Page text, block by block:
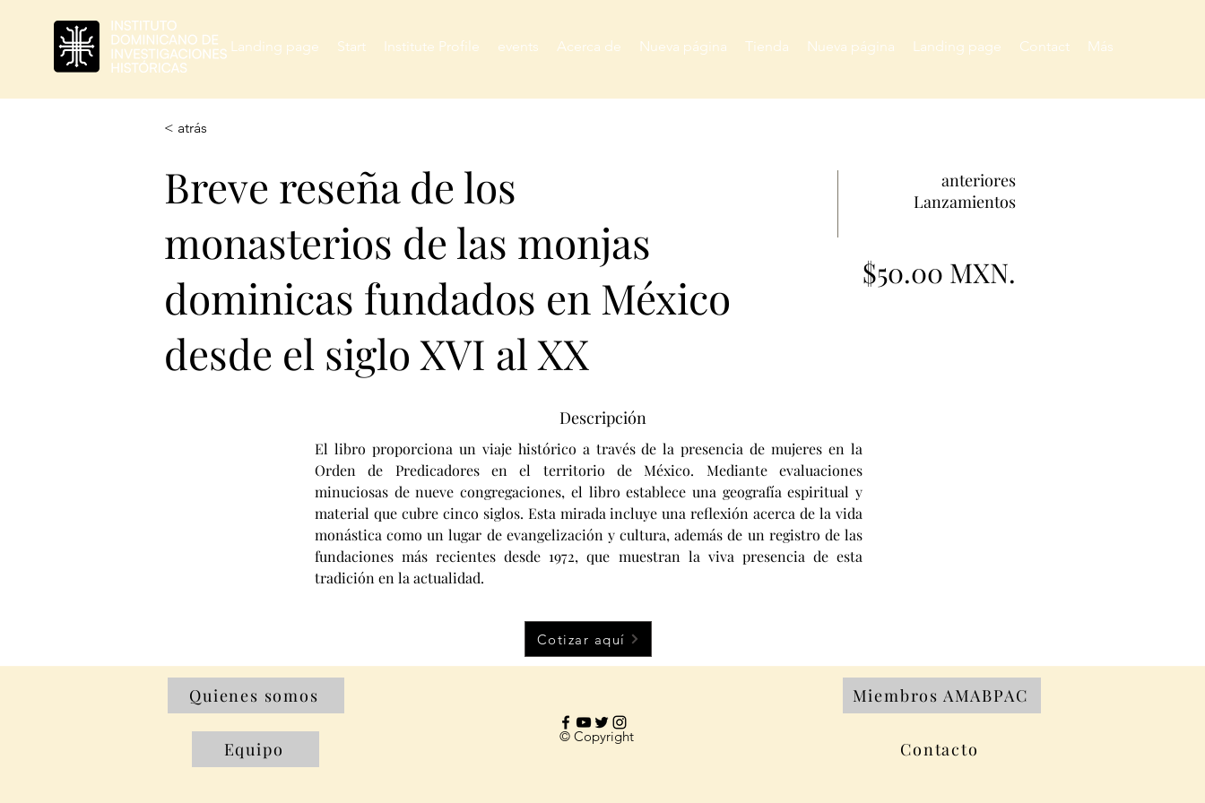
Landing page Start Institute Profile events Acerca de Nueva página Tienda Nueva página Landing page Contact Más
< atrás
Breve reseña de los
monasterios de las monjas
dominicas fundados en México
desde el siglo XVI al XX
anteriores
Lanzamientos
$50.00 MXN.
Descripción
El libro proporciona un viaje histórico a través de la presencia de mujeres en la
Orden de Predicadores en el territorio de México. Mediante evaluaciones
minuciosas de nueve congregaciones, el libro establece una geografía espiritual y
material que cubre cinco siglos. Esta mirada incluye una reflexión acerca de la vida
monástica como un lugar de evangelización y cultura, además de un registro de las
fundaciones más recientes desde 1972, que muestran la viva presencia de esta
tradición en la actualidad.
Cotizar aquí
Quienes somos
Equipo
© Copyright
Miembros AMABPAC
Contacto